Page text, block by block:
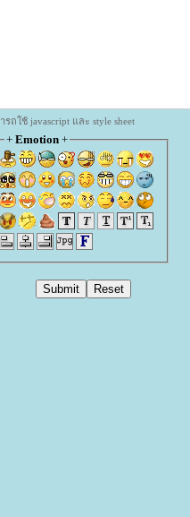
ถใช้ javascript และ style sheet
+ Emotion+